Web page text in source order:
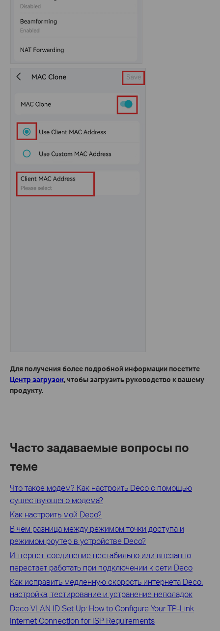
Для получения более подробной информации посетите
Центр загрузок, чтобы загрузить руководство к вашему
продукту.
Часто задаваемые вопросы по
теме
Что такое модем? Как настроить Deco с помощью
существующего модема?
Как настроить мой Deco?
В чем разница между режимом точки доступа и
режимом роутер в устройстве Deco?
Интернет-соединение нестабильно или внезапно
перестает работать при подключении к сети Deco
Как исправить медленную скорость интернета Deco:
настройка, тестирование и устранение неполадок
Deco VLAN ID Set Up: How to Configure Your TP-Link
Internet Connection for ISP Requirements